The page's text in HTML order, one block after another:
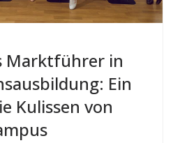
Marktführer in
Ein
Kulissen von